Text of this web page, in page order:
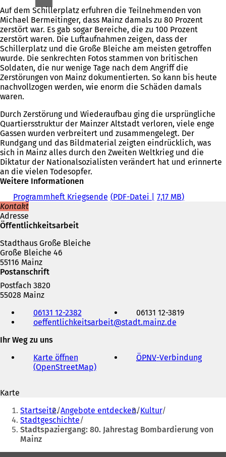
Auf dem Schillerplatz erfuhren die Teilnehmenden von
Michael Bermeitinger, dass Mainz damals zu 80 Prozent
zerstört war. Es gab sogar Bereiche, die zu 100 Prozent
zerstört waren. Die Luftaufnahmen zeigen, dass der
Schillerplatz und die Große Bleiche am meisten getroffen
wurde. Die senkrechten Fotos stammen von britischen
Soldaten, die nur wenige Tage nach dem Angriff die
Zerstörungen von Mainz dokumentierten. So kann bis heute
nachvollzogen werden, wie enorm die Schäden damals
waren.
Durch Zerstörung und Wiederaufbau ging die ursprüngliche
Quartiersstruktur der Mainzer Altstadt verloren, viele enge
Gassen wurden verbreitert und zusammengelegt. Der
Rundgang und das Bildmaterial zeigten eindrücklich, was
sich in Mainz alles durch den Zweiten Weltkrieg und die
Diktatur der Nationalsozialisten verändert hat und erinnerte
an die vielen Todesopfer.
Weitere Informationen
Programmheft Kriegsende PDF-Datei
7,17 MB
Kontakt
Adresse
Öffentlichkeitsarbeit
Stadthaus Große Bleiche
Große Bleiche 46
55116 Mainz
Postanschrift
Postfach 3820
55028 Mainz
Fax
und
Mail-
06131 12-2382
06131 12-3819
oeffentlichkeitsarbeit
stadt.mainz de
Ihr Weg zu uns
Karte öffnen
(OpenStreetMap)(
e
t
i
e
ÖPNV-Verbindung(
n
i
Karte
Sie
befinden
sich
Startseite Angebote entdecken Kultur
Stadtgeschichte
Stadtspaziergang: 80. Jahrestag Bombardierung von
Mainz